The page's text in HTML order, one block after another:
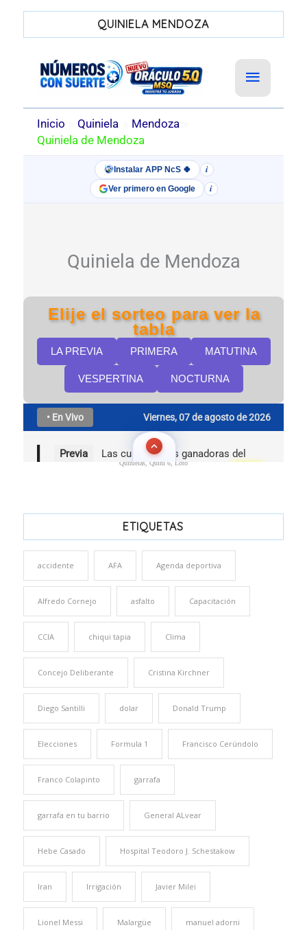
QUINIELA MENDOZA
Quinielas, Quini 6, Loto
ETIQUETAS
accidente AFA Agenda deportiva
Alfredo Cornejo asfalto Capacitación
CCIA chiqui tapia Clima
Concejo Deliberante Cristina Kirchner
Diego Santilli dolar Donald Trump
Elecciones Formula 1 Francisco Cerúndolo
Franco Colapinto garrafa
garrafa en tu barrio General ALvear
Hebe Casado Hospital Teodoro J. Schestakow
Iran Irrigación Javier Milei
Lionel Messi Malargüe manuel adorni